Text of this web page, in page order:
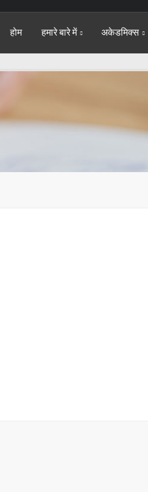
होम हमारे बारे में अकेडमिक्स